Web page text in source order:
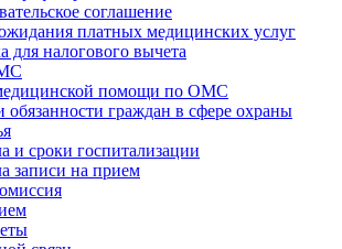
соглашение
платных медицинских услуг
для налогового вычета
помощи по ОМС
обязанности граждан в сфере охраны
и сроки госпитализации
записи на прием